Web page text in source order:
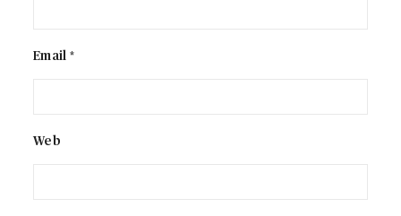
Email *
Web